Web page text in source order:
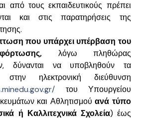
από τους εκπαιδευτικούς πρέπει
και στις παρατηρήσεις της
που υπάρχει υπέρβαση του
λόγω πληθώρας
δύνανται να υποβληθούν τα
στην ηλεκτρονική διεύθυνση
του Υπουργείου
και Αθλητισμούανά τύπο
ή Καλλιτεχνικά Σχολεία) έως